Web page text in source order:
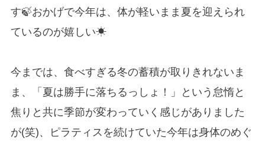
す🍃おかげで今年は、体が軽いまま夏を迎えられ
ているのが嬉しい☀
今までは、食べすぎる冬の蓄積が取りきれないま
ま、「夏は勝手に落ちるっしょ！」という怠惰と
焦りと共に季節が変わっていく感じがありました
が(笑)、ピラティスを続けていた今年は身体のめぐ